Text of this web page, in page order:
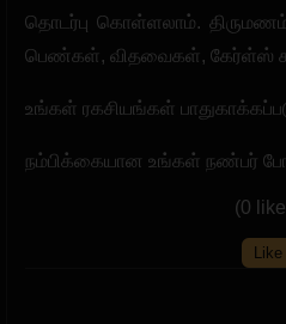
தொடர்பு கொள்ளலாம்.
பெண்கள், விதவைகள், கேர்ள்ஸ்
உங்கள் ரகசியங்கள்
நம்பிக்கையான உங்கள் நண்பர்
(0
Like